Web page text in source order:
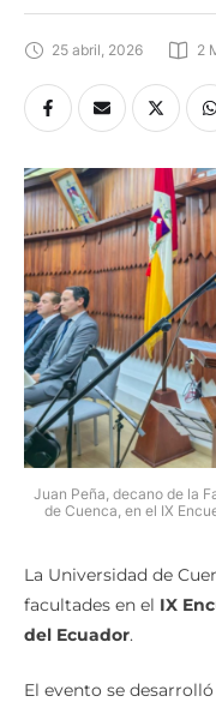
25 abril, 2026 2
Juan Peña, decano de la
de Cuenca, en el IX
La Universidad de
facultades en el IX
del Ecuador.
El evento se